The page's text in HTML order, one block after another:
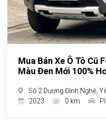
Mua Bán Xe Ô Tô Cũ
Màu Đen Mới 100%
Số 2 Dương Đình Nghệ,
2023
0 km